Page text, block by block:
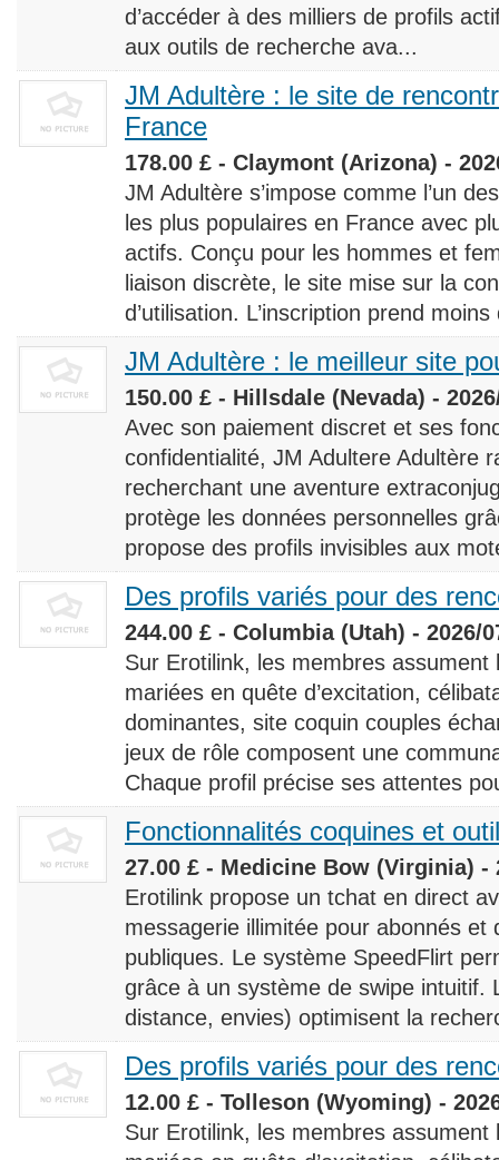
d’accéder à des milliers de profils
aux outils de recherche ava...
JM Adultère : le site de
France
178.00 £ - Claymont (Arizona) -
JM Adultère s’impose comme l’un
les plus populaires en France avec
actifs. Conçu pour les hommes et
liaison discrète, le site mise sur la
d’utilisation. L’inscription prend
JM Adultère : le meilleur site
150.00 £ - Hillsdale (Nevada) -
Avec son paiement discret et ses
confidentialité, JM Adultere Adultère
recherchant une aventure
protège les données personnelles
propose des profils invisibles aux
Des profils variés pour des
244.00 £ - Columbia (Utah) - 2026/
Sur Erotilink, les membres
mariées en quête d’excitation,
dominantes, site coquin couples
jeux de rôle composent une
Chaque profil précise ses attentes
Fonctionnalités coquines et
27.00 £ - Medicine Bow (Virginia) -
Erotilink propose un tchat en direct
messagerie illimitée pour abonnés et
publiques. Le système SpeedFlirt
grâce à un système de swipe intuitif.
distance, envies) optimisent la
Des profils variés pour des
12.00 £ - Tolleson (Wyoming) -
Sur Erotilink, les membres